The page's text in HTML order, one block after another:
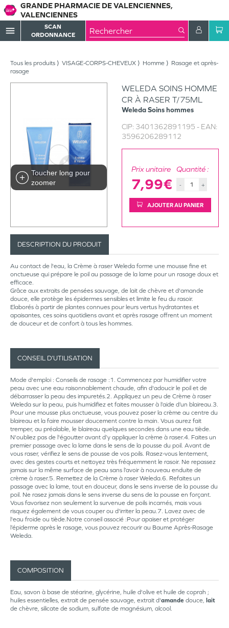
GRANDE PHARMACIE DE VALENCIENNES,
VALENCIENNES
menu
SCAN
ORDONNANCE
Tous les produits VISAGE-CORPS-CHEVEUX Homme
Rasage et après-
rasage
Toucher long pour
zoomer
WELEDA SOINS HOMME
CR À RASER T/75ML
WeledaSoins hommes
CIP: 3401362891195 - EAN:
3596206289112
Prix unitaire
7,99€
Quantité :
- +
AJOUTER AU PANIER
DESCRIPTION DU PRODUIT
Au contact de l'eau, la Crème à raser Weleda forme une mousse fine et
onctueuse qui prépare le poil au passage de la lame pour un rasage doux et
efficace.
Grâce aux extraits de pensées sauvage, de lait de chèvre et d'amande
douce, elle protège les épidermes sensibles et limite le feu du rasoir.
Elaborés à partir de plantes connues pour leurs vertus hydratantes et
apaisantes, ces soins quotidiens avant et après rasage offrent un moment
de douceur et de confort à tous les hommes.
CONSEIL D’UTILISATION
Mode d'emploi : Conseils de rasage :1. Commencez par humidifier votre
peau avec une eau raisonnablement chaude, afin d'adoucir le poil et de
débarrasser la peau des impuretés.2. Appliquez un peu de Crème à raser
Weleda sur la peau, puis humidifiez et faites mousser à l’aide d’un blaireau.3.
Pour une mousse plus onctueuse, vous pouvez poser la crème au centre du
blaireau et la faire mousser doucement contre la main. Vous aurez fait
tremper, au préalable, le blaireau quelques secondes dans une eau tiède.
N'oubliez pas de l'égoutter avant d’y appliquer la crème à raser.4. Faites un
premier passage avec la lame dans le sens de la pousse du poil. Avant de
vous raser, vérifiez le sens de pousse de vos poils. Rasez-vous lentement,
avec des gestes courts et nettoyez très fréquemment le rasoir. Ne repassez
jamais sur la même surface de peau sans l’avoir à nouveau enduite de
crème à raser.5. Remettez de la Crème à raser Weleda.6. Refaites un
passage avec la lame, tout en douceur, dans le sens inverse de la pousse du
poil. Ne rasez jamais dans le sens inverse du sens de la pousse en forçant.
Vous favorisez non seulement la survenue de poils incarnés, mais vous
risquez également de vous couper ou d'irriter la peau.7. Lavez avec de
l'eau froide ou tiède.Notre conseil associé :Pour apaiser et protéger
l’épiderme après le rasage, vous pouvez recourir au Baume Après-Rasage
Weleda.
COMPOSITION
Eau, savon à base de stéarine, glycérine, huile d'olive et huile de coprah ;
huiles essentielles, extrait de pensée sauvage, extrait d'amande douce, lait
de chèvre, silicate de sodium, sulfate de magnésium, alcool.